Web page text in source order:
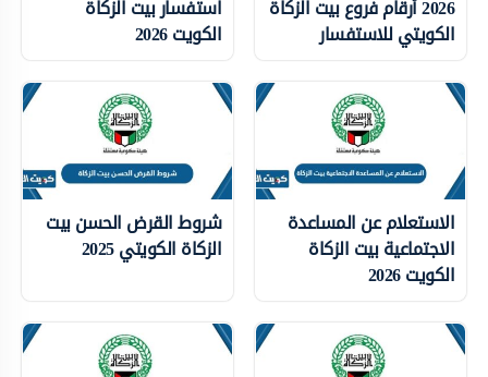
2026 أرقام فروع بيت الزكاة
الكويتي للاستفسار
استفسار بيت الزكاة
الكويت 2026
الاستعلام عن المساعدة
الاجتماعية بيت الزكاة
الكويت 2026
شروط القرض الحسن بيت
الزكاة الكويتي 2025